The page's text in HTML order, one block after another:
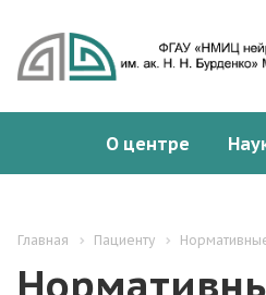
О центре
Главная Пациенту